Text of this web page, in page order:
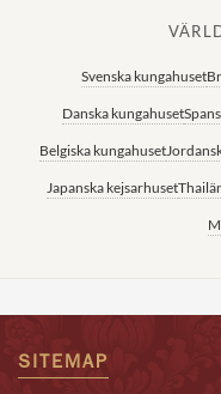
Svenska kungahuset
Danska kungahuset
Belgiska kungahuset
Japanska kejsarhuset
SITEMAP